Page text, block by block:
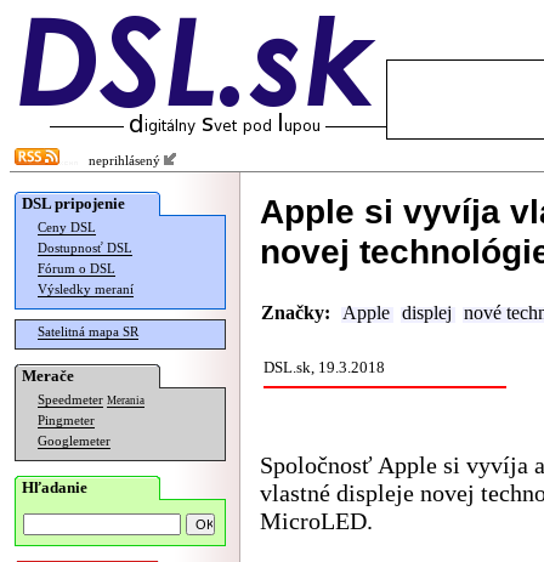
neprihlásený
DSL pripojenie
Ceny DSL
Dostupnosť DSL
Fórum o DSL
Výsledky meraní
Satelitná mapa SR
Merače
Speedmeter Merania
Pingmeter
Googlemeter
Hľadanie
Apple si vyvíja
novej
Značky: Apple displej nové
DSL.sk, 19.3.2018
Spoločnosť Apple si vyvíja
vlastné displeje novej
MicroLED.